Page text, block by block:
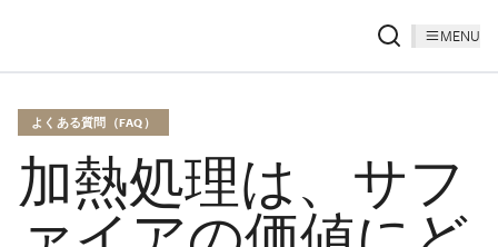
MENU
よくある質問（FAQ）
加熱処理は、サフ